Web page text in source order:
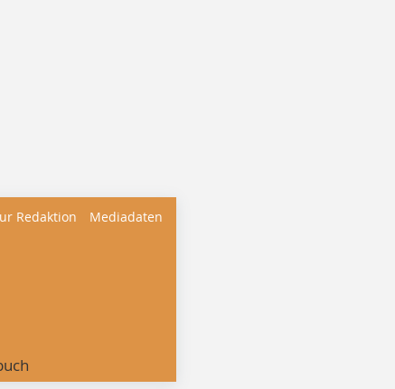
Redaktion Mediadaten